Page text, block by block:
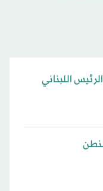
اللبناني